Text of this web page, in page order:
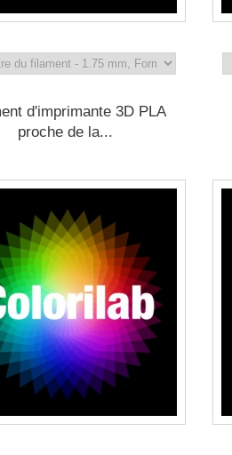
d'imprimante 3D PLA
proche de la...